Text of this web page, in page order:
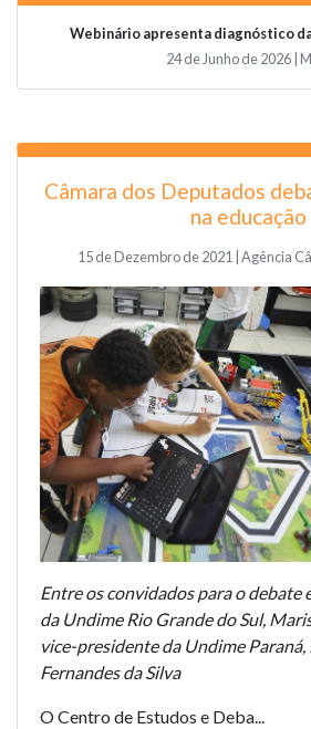
Webinário apresenta diagnóstico
24 de Junho de 2026 |
Câmara dos Deputados
na educação
15 de Dezembro de 2021 | Agência
Entre os convidados para o debate
da Undime Rio Grande do Sul,
vice-presidente da Undime
Fernandes da Silva
O Centro de Estudos e Deba...